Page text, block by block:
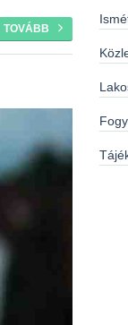
TOVÁBB